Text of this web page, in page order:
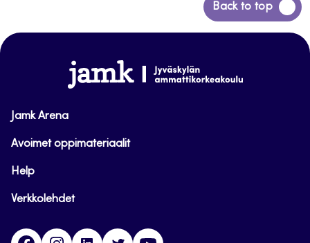
Back to top
Siirry
takaisin
www.jamk.fi
Jamk Arena
Avoimet oppimateriaalit
Help
Verkkolehdet
FacebookInstagramLinkedinTwitter